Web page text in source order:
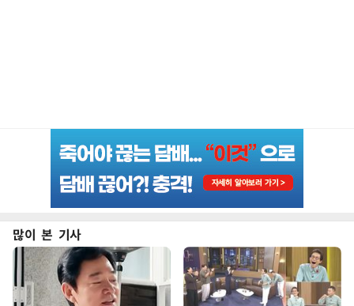
많이 본 기사